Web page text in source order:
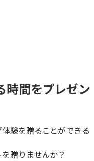
時間をプレゼン
験を贈ることができる
贈りませんか？